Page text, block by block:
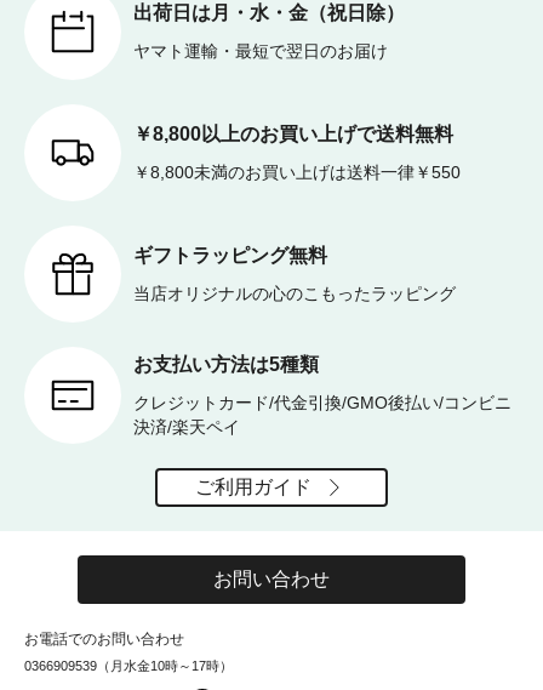
出荷日は月・水・金（祝日除）
ヤマト運輸・最短で翌日のお届け
￥8,800以上のお買い上げで送料無料
￥8,800未満のお買い上げは送料一律￥550
ギフトラッピング無料
当店オリジナルの心のこもったラッピング
お支払い方法は5種類
クレジットカード/代金引換/GMO後払い/コンビニ
決済/楽天ペイ
ご利用ガイド
お問い合わせ
お電話でのお問い合わせ
0366909539（月水金10時～17時）